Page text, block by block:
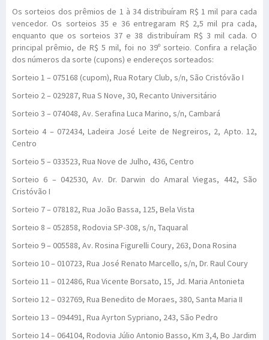
Os sorteios dos prêmios de 1 à 34 distribuíram R$ 1 mil para cada
vencedor. Os sorteios 35 e 36 entregaram R$ 2,5 mil pra cada,
enquanto que os sorteios 37 e 38 distribuíram R$ 3 mil cada. O
principal prêmio, de R$ 5 mil, foi no 39º sorteio. Confira a relação
dos números da sorte (cupons) e endereços sorteados:
Sorteio 1 – 075168 (cupom), Rua Rotary Club, s/n, São Cristóvão I
Sorteio 2 – 029287, Rua S Nove, 30, Recanto Universitário
Sorteio 3 – 074048, Av. Serafina Luca Marino, s/n, Cambará
Sorteio 4 – 072434, Ladeira José Leite de Negreiros, 2, Apto. 12,
Centro
Sorteio 5 – 033523, Rua Nove de Julho, 436, Centro
Sorteio 6 – 042530, Av. Dr. Darwin do Amaral Viegas, 442, São
Cristóvão I
Sorteio 7 – 078182, Rua João Bassa, 125, Bela Vista
Sorteio 8 – 052858, Rodovia SP-308, s/n, Taquaral
Sorteio 9 – 005588, Av. Rosina Figurelli Coury, 263, Dona Rosina
Sorteio 10 – 010723, Rua José Renato Marcello, s/n, Dr. Raul Coury
Sorteio 11 – 012486, Rua Vicente Borsato, 15, Jd. Maria Antonieta
Sorteio 12 – 032769, Rua Benedito de Moraes, 380, Santa Maria II
Sorteio 13 – 094491, Rua Ayrton Sypriano, 243, São Pedro
Sorteio 14 – 064104, Rodovia Júlio Antonio Basso, Km 3,4, Bo Jardim